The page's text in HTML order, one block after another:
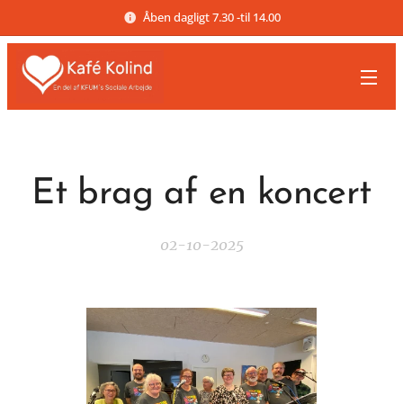
Åben dagligt 7.30 -til 14.00
Et brag af en koncert
02-10-2025